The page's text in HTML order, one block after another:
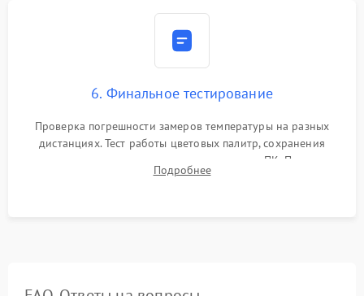
6. Финальное тестирование
Проверка погрешности замеров температуры на разных
дистанциях. Тест работы цветовых палитр, сохранения
термограмм в память и передачи данных на ПК. Проверка
автономности работы и итоговый контроль качества.
Подробнее